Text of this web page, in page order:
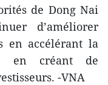
de Dong Nai
d’améliorer
en accélérant la
en créant de
-VNA